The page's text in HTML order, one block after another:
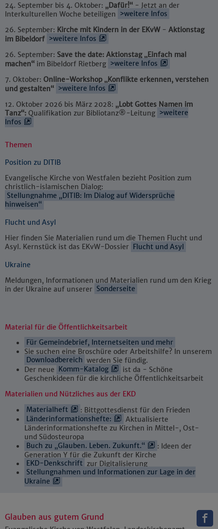
24. September bis 4. Oktober: „Dafür!“ - Jetzt an der
Interkulturellen Woche beteiligen >weitere Infos
26. September: Kirche mit Kindern in der EKvW- Aktionstag
im Bibeldorf >weitere Infos
26. September: Save the date: Aktionstag „Einfach mal
machen“ im Bibeldorf Rietberg >weitere Infos
7. Oktober: Online-Workshop „Konflikte erkennen, verstehen
und gestalten“ >weitere Infos
12. Oktober 2026 bis März 2028: „Lobt Gottes Namen im
Tanz“: Qualifikation zur Bibliotanz®-Leitung >weitere
Infos
Themen
Position zu DITIB
Evangelische Kirche von Westfalen bezieht Position zum
christlich-islamischen Dialog:
Stellungnahme „DITIB: Im Dialog auf Widersprüche
hinweisen“
Flucht und Asyl
Hier finden Sie Materialien rund um die Themen Flucht und
Asyl. Kernstück ist das EKvW-Dossier Flucht und Asyl
Ukraine
Meldungen, Informationen und Materialien rund um den Krieg
in der Ukraine auf unserer Sonderseite
Material für die Öffentlichkeitsarbeit
Für Gemeindebrief, Internetseiten und mehr
Sie suchen eine Broschüre oder Arbeitshilfe? In unserem
Downloadbereich werden Sie fündig.
Der neue
Komm-Katalog
ist da - Schöne
Geschenkideen für die kirchliche Öffentlichkeitsarbeit
Materialien und Nützliches aus der EKD
Materialheft
: Bittgottesdienst für den Frieden
Länderinformationshefte:
Aktualisierte
Länderinformationshefte zu Kirchen in Mittel-, Ost-
und Südosteuropa
Buch zu „Glauben. Leben. Zukunft.“
: Ideen der
Generation Y für die Zukunft der Kirche
EKD-Denkschrift zur Digitalisierung
Stellungnahmen und Informationen zur Lage in der
Ukraine
Glauben aus gutem Grund